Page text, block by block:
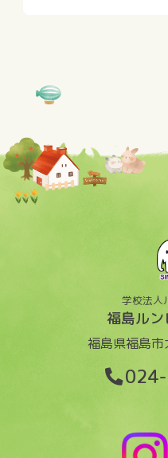
学校法人
福島ル
福島県福島